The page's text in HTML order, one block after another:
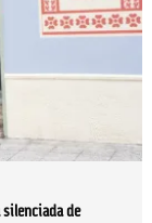
silenciada de